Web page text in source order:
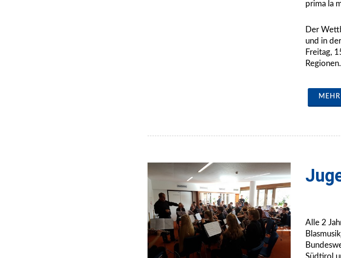
prima la
Der
und in
Freitag,
Regionen.
Alle 2
Südtirol